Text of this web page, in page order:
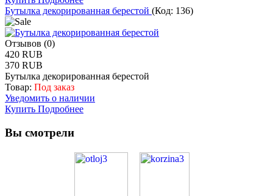
Бутылка декорированная берестой (Код: 136)
Отзывов (0)
420 RUB
370 RUB
Бутылка декорированная берестой
Товар: Под заказ
Уведомить о наличии
Купить Подробнее
Вы смотрели